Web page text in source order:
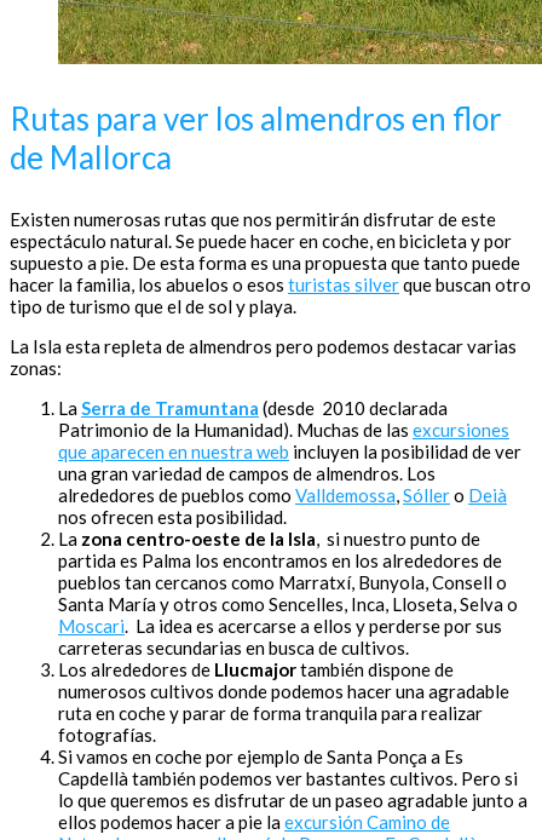
Rutas para ver los almendros en flor
de Mallorca
Existen numerosas rutas que nos permitirán disfrutar de este
espectáculo natural. Se puede hacer en coche, en bicicleta y por
supuesto a pie. De esta forma es una propuesta que tanto puede
hacer la familia, los abuelos o esos turistas silverque buscan otro
tipo de turismo que el de sol y playa.
La Isla esta repleta de almendros pero podemos destacar varias
zonas:
LaSerra de Tramuntana (desde 2010 declarada
Patrimonio de la Humanidad). Muchas de las excursiones
que aparecen en nuestra web incluyen la posibilidad de ver
una gran variedad de campos de almendros. Los
alrededores de pueblos como Valldemossa,Sóllero Deià
nos ofrecen esta posibilidad.
La zona centro-oeste de la Isla, si nuestro punto de
partida es Palma los encontramos en los alrededores de
pueblos tan cercanos como Marratxí, Bunyola, Consell o
Santa María y otros como Sencelles, Inca, Lloseta, Selva o
Moscari. La idea es acercarse a ellos y perderse por sus
carreteras secundarias en busca de cultivos.
Los alrededores de Llucmajortambién dispone de
numerosos cultivos donde podemos hacer una agradable
ruta en coche y parar de forma tranquila para realizar
fotografías.
Si vamos en coche por ejemplo de Santa Ponça a Es
Capdellà también podemos ver bastantes cultivos. Pero si
lo que queremos es disfrutar de un paseo agradable junto a
ellos podemos hacer a pie laexcursión Camino de